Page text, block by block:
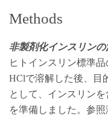
Methods
非製剤化インスリン
ヒトインスリン標準
HClで溶解した後、目
として、インスリン
を準備しました。参